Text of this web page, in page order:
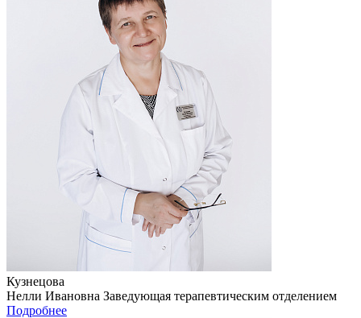
Кузнецова
Нелли Ивановна Заведующая терапевтическим отделением
Подробнее